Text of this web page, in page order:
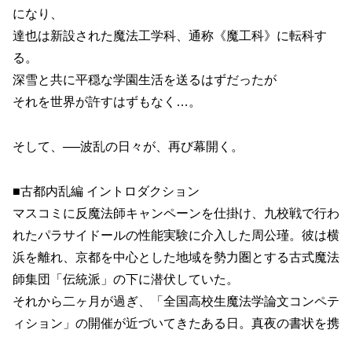
になり、
達也は新設された魔法工学科、通称《魔工科》に転科す
る。
深雪と共に平穏な学園生活を送るはずだったが
それを世界が許すはずもなく…。
そして、──波乱の日々が、再び幕開く。
■古都内乱編 イントロダクション
マスコミに反魔法師キャンペーンを仕掛け、九校戦で行わ
れたパラサイドールの性能実験に介入した周公瑾。彼は横
浜を離れ、京都を中心とした地域を勢力圏とする古式魔法
師集団「伝統派」の下に潜伏していた。
それから二ヶ月が過ぎ、「全国高校生魔法学論文コンペテ
ィション」の開催が近づいてきたある日。真夜の書状を携